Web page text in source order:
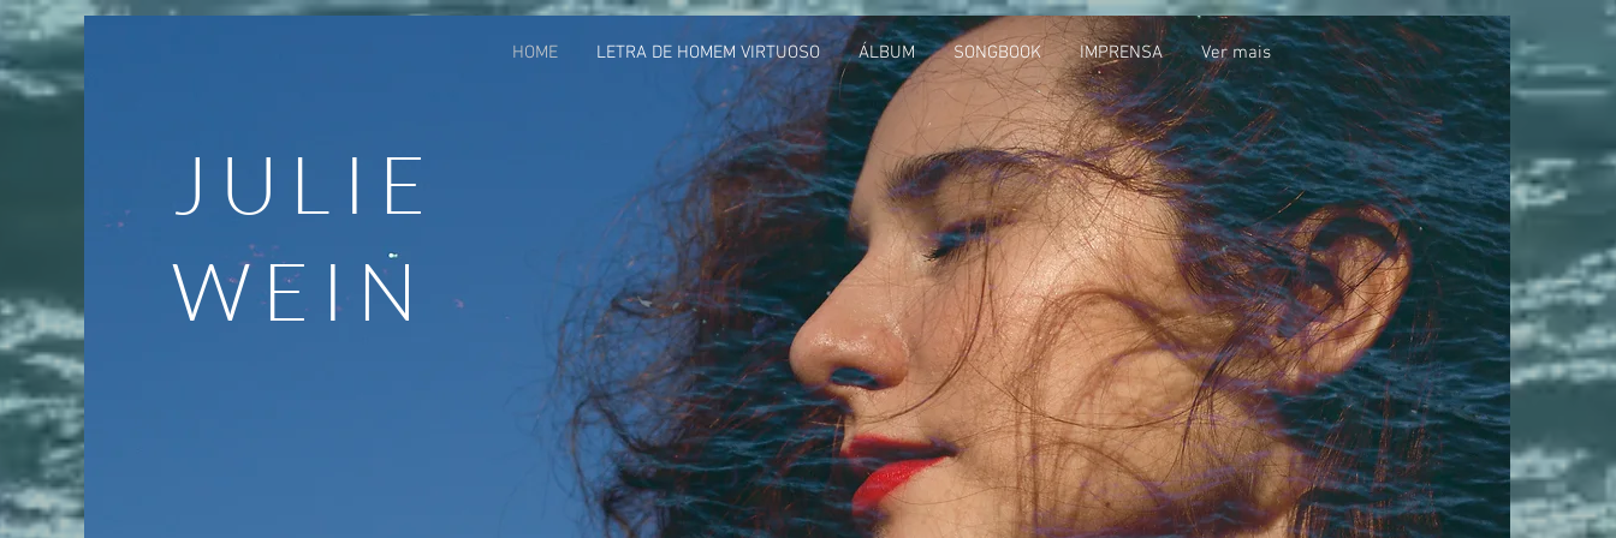
google-site-verification=jaeWOb95hvQ1OF0HK60c4sQcX2Sc4FL94NIXuaZICBc
HOME LETRA DE HOMEM VIRTUOSO ÁLBUM SONGBOOK IMPRENSA Ver mais
JULIE
WEIN